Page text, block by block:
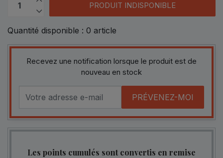
PRODUIT INDISPONIBLE
Quantité disponible : 0 article
Recevez une notification lorsque le produit est de
nouveau en stock
PRÉVENEZ-MOI
Les points cumulés sont convertis en remise